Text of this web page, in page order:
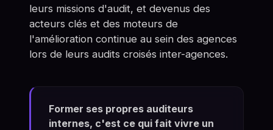
leurs missions d'audit, et devenus des
acteurs clés et des moteurs de
l'amélioration continue au sein des agences
lors de leurs audits croisés inter-agences.
Former ses propres auditeurs
internes, c'est ce qui fait vivre un